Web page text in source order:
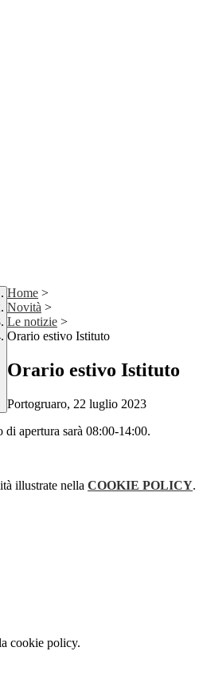
Home >
Novità >
Le notizie >
Orario estivo Istituto
Orario estivo Istituto
Portogruaro, 22 luglio 2023
apertura sarà 08:00-14:00.
illustrate nella COOKIE POLICY.
cookie policy.